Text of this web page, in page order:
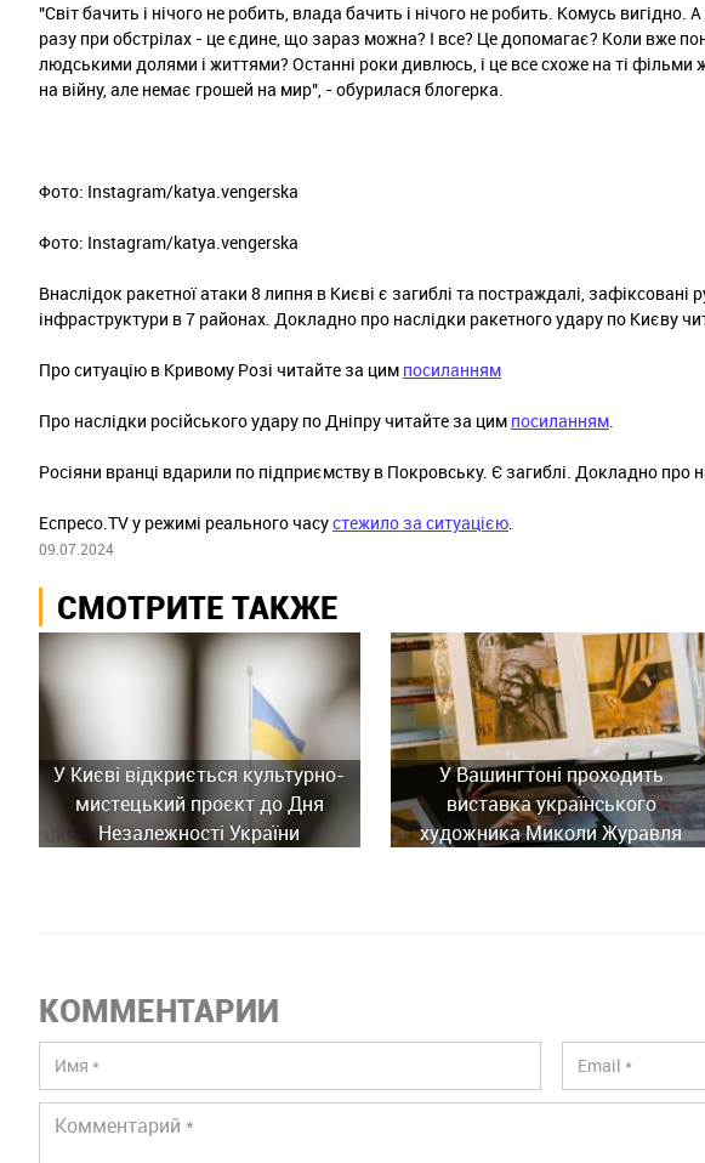
"Світ бачить і нічого не робить, влада бачить і нічого не робить. Комусь
разу при обстрілах - це єдине, що зараз можна? І все? Це допомагає? Коли вже
людськими долями і життями? Останні роки дивлюсь, і це все схоже на ті фільми
на війну, але немає грошей на мир", - обурилася блогерка.
Фото: Instagram/katya.vengerska
Фото: Instagram/katya.vengerska
Внаслідок ракетної атаки 8 липня в Києві є загиблі та постраждалі,
інфраструктури в 7 районах. Докладно про наслідки ракетного удару по Києву
Про ситуацію в Кривому Розі читайте за цим посиланням
Про наслідки російського удару по Дніпру читайте за цим посиланням.
Росіяни вранці вдарили по підприємству в Покровську. Є загиблі. Докладно про
Еспресо.TV у режимі реального часустежило за ситуацією.
09.07.2024
СМОТРИТЕ ТАКЖЕ
У Києві відкриється культурно-
мистецький проєкт до Дня
Незалежності України
У Вашингтоні проходить
виставка українського
художника Миколи Журавля
КОММЕНТАРИИ